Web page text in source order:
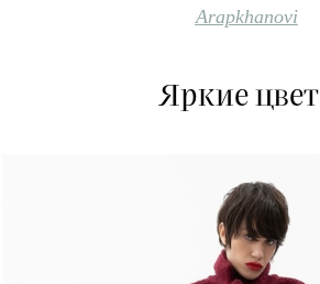
Arapkhanovi
Яркие